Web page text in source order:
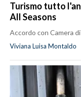
Turismo tutto
All Seasons
Accordo con Camera
Viviana Luisa Montaldo